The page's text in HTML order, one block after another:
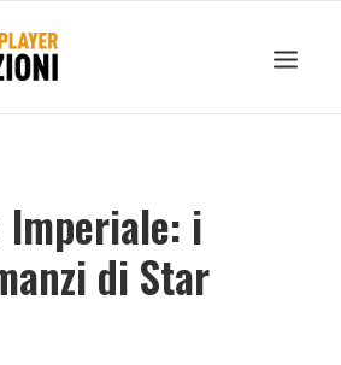
Imperiale: i
di Star